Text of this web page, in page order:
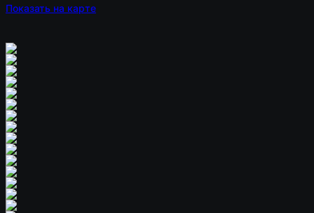
Показать на карте